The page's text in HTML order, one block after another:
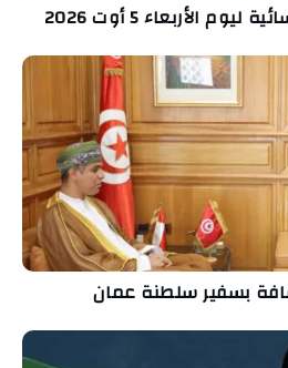
الأربعاء 5 أوت 2026
بسفير سلطنة عمان